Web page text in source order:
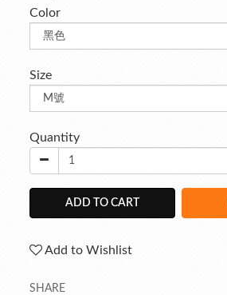
Color
Size
Quantity
ADD TO CART
Add to Wishlist
SHARE